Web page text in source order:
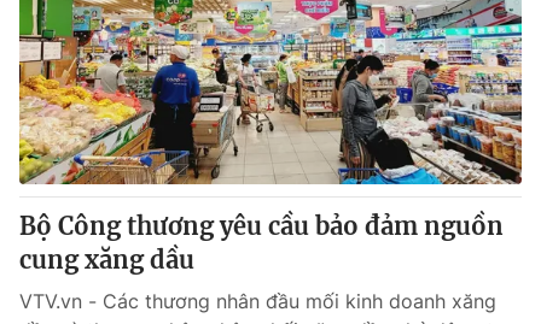
VTV Sức khoẻ Bất động sản
Thị trường 24h Tấm lòng Việt
VTV4 Vươn mình bằng AI
VTV9
Liên hệ tòa soạn English
Bộ Công thương yêu cầu bảo đảm nguồn
cung xăng dầu
VTV.vn - Các thương nhân đầu mối kinh doanh xăng